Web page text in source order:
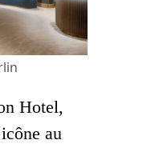
Hotel,
au